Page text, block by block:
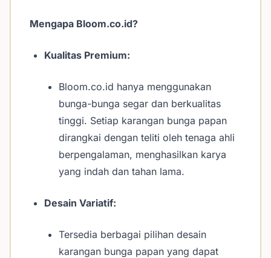
Mengapa Bloom.co.id?
Kualitas Premium:
Bloom.co.id hanya menggunakan
bunga-bunga segar dan berkualitas
tinggi. Setiap karangan bunga papan
dirangkai dengan teliti oleh tenaga ahli
berpengalaman, menghasilkan karya
yang indah dan tahan lama.
Desain Variatif:
Tersedia berbagai pilihan desain
karangan bunga papan yang dapat